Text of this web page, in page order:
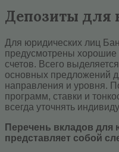
Депозиты для
Для юридических лиц
предусмотрены хорошие
счетов. Всего
основных предложений
направления и уровня.
программ, ставки и
всегда уточнять
Перечень вкладов для
представляет собой